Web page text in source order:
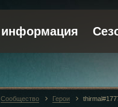
Сообщество Герои